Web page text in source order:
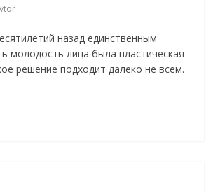
назад единственным
молодость лица была пластическая
решение подходит далеко не всем.